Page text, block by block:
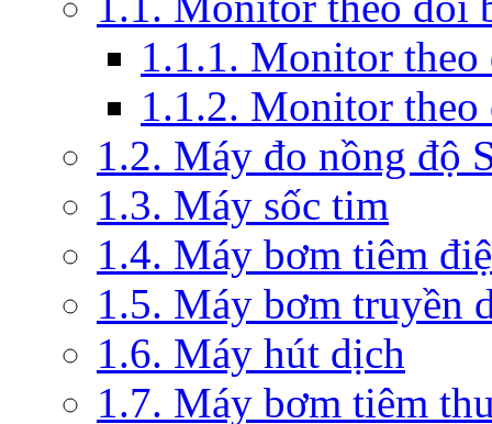
1.1.1. Monitor theo
1.1.2. Monitor
1.2. Máy đo nồng độ
1.3. Máy sốc tim
1.4. Máy bơm tiêm
1.5. Máy bơm truyền
1.6. Máy hút dịch
1.7. Máy bơm tiêm